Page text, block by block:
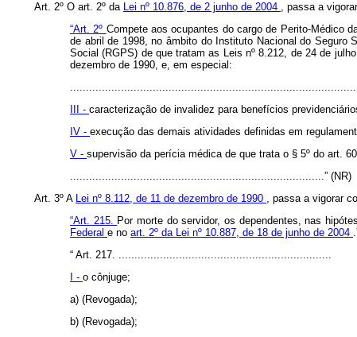
Art. 2º O art. 2º da Lei nº 10.876, de 2 junho de 2004 , passa a
“Art. 2º Compete aos ocupantes do cargo de Perito-Médico
de abril de 1998, no âmbito do Instituto Nacional do Seguro
Social (RGPS) de que tratam as Leis nº 8.212, de 24 de
dezembro de 1990, e, em especial:
III - caracterização de invalidez para benefícios
IV - execução das demais atividades definidas em
V - supervisão da perícia médica de que trata o § 5º do art.
................................................................................” (NR)
Art. 3º A Lei nº 8.112, de 11 de dezembro de 1990 , passa a vigorar
“Art. 215. Por morte do servidor, os dependentes, nas
Federal e no art. 2º da Lei nº 10.887, de 18 de junho de 2004
“ Art. 217. ...................................................................
I - o cônjuge;
a) (Revogada);
b) (Revogada);